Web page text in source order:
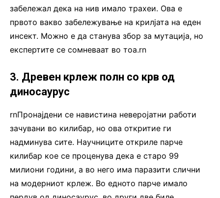
забележал дека на нив имало трахеи. Ова е
првото вакво забележување на крилјата на еден
инсект. Можно е да станува збор за мутација, но
експертите се сомневаат во тоа.rn
3. Древен крлеж полн со крв од
диносаурус
rnПронајдени се навистина неверојатни работи
зачувани во килибар, но ова откритие ги
надминува сите. Научниците откриле парче
килибар кое се проценува дека е старо 99
милиони години, а во него има паразити слични
на модерниот крлеж. Во едното парче имало